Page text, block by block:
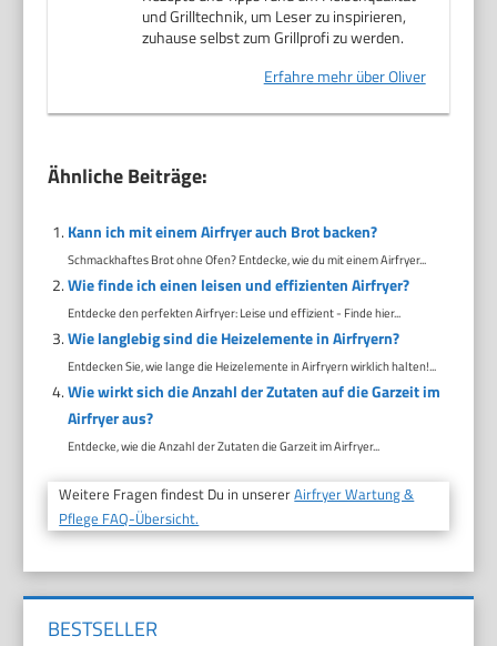
und Grilltechnik, um Leser zu inspirieren,
zuhause selbst zum Grillprofi zu werden.
Erfahre mehr über Oliver
Ähnliche Beiträge:
Kann ich mit einem Airfryer auch Brot backen?
Schmackhaftes Brot ohne Ofen? Entdecke, wie du mit einem Airfryer...
Wie finde ich einen leisen und effizienten Airfryer?
Entdecke den perfekten Airfryer: Leise und effizient - Finde hier...
Wie langlebig sind die Heizelemente in Airfryern?
Entdecken Sie, wie lange die Heizelemente in Airfryern wirklich halten!...
Wie wirkt sich die Anzahl der Zutaten auf die Garzeit im
Airfryer aus?
Entdecke, wie die Anzahl der Zutaten die Garzeit im Airfryer...
Weitere Fragen findest Du in unsererAirfryer Wartung &
Pflege FAQ-Übersicht.
BESTSELLER